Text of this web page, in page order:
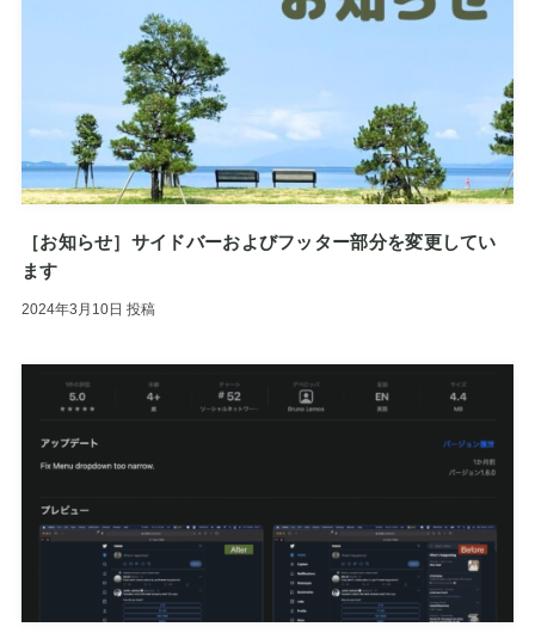
［お知らせ］サイドバーおよびフッター部分を変更してい
ます
2024年3月10日 投稿